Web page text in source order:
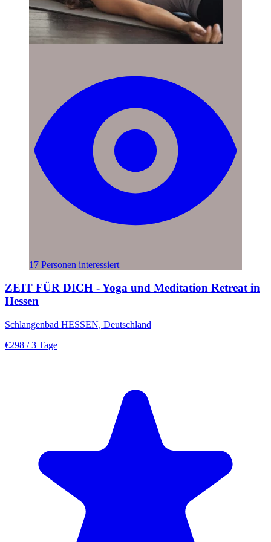
17 Personen interessiert
ZEIT FÜR DICH - Yoga und Meditation Retreat in
Hessen
Schlangenbad HESSEN, Deutschland
€298 / 3 Tage